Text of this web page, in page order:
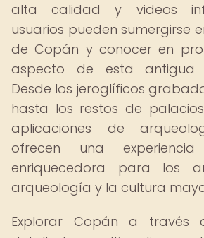
alta calidad y videos
usuarios pueden sumergirse
de Copán y conocer en
aspecto de esta antigua
Desde los jeroglíficos
hasta los restos de
aplicaciones de
ofrecen una
enriquecedora para los
arqueología y la cultura
Explorar Copán a través